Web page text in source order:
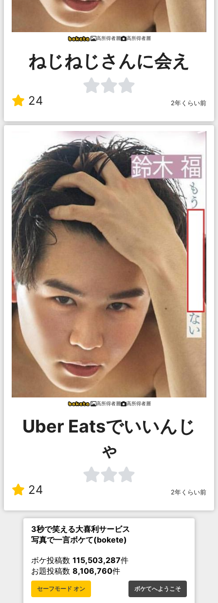
高所得者層 高所得者層
ねじねじさんに会え
24 2年くらい前
高所得者層 高所得者層
Uber Eatsでいいんじ
ゃ
24 2年くらい前
3秒で笑える大喜利サービス
写真で一言ボケて(bokete)
ボケ投稿数 115,503,287件
お題投稿数 8,106,760件
セーフモード オン ボケてへようこそ